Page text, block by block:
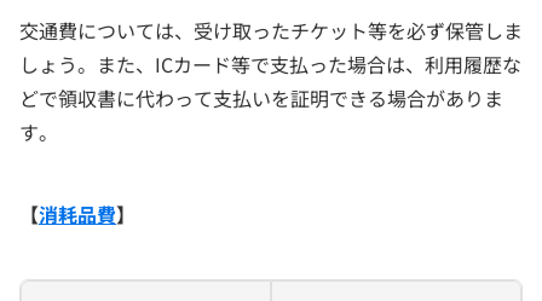
交通費については、受け取ったチケット等を必ず保管しま
しょう。また、ICカード等で支払った場合は、利用履歴な
どで領収書に代わって支払いを証明できる場合がありま
す。
【消耗品費】